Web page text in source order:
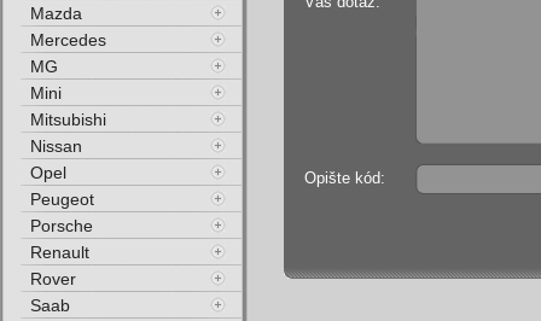
Opište kód:
Mazda
Mercedes
MG
Mini
Mitsubishi
Nissan
Opel
Peugeot
Porsche
Renault
Rover
Saab